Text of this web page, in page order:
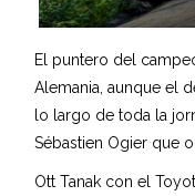
El puntero del
Alemania, aunque el
lo largo de toda la
Sébastien Ogier que
Ott Tanak con el